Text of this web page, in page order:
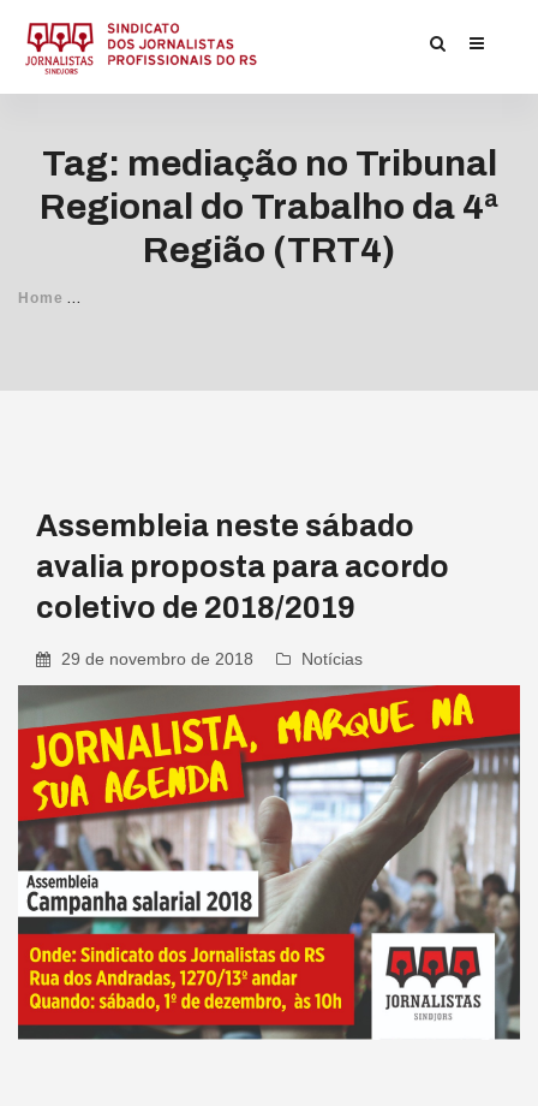
Tag: mediação no Tribunal
Regional do Trabalho da 4ª
Região (TRT4)
Home Posts Tagged
Assembleia neste sábado
avalia proposta para acordo
coletivo de 2018/2019
29 de novembro de 2018 Notícias